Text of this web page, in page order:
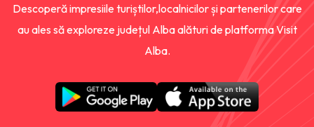
Descoperă impresiile turiștilor,localnicilor și partenerilor care
au ales să exploreze județul Alba alături de platforma Visit
Alba.